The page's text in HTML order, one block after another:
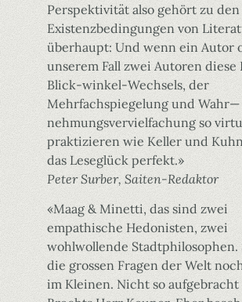
Perspektivität also gehört zu den
Existenzbedingungen von
überhaupt: Und wenn ein Autor
unserem Fall zwei Autoren diese
Blick-winkel-Wechsels, der
Mehrfachspiegelung und Wahr—
nehmungsvervielfachung so
praktizieren wie Keller und
das Leseglück perfekt.»
Peter Surber, Saiten-Redaktor
«Maag & Minetti, das sind zwei
empathische Hedonisten, zwei
wohlwollende Stadtphilosophen.
die grossen Fragen der Welt
im Kleinen. Nicht so